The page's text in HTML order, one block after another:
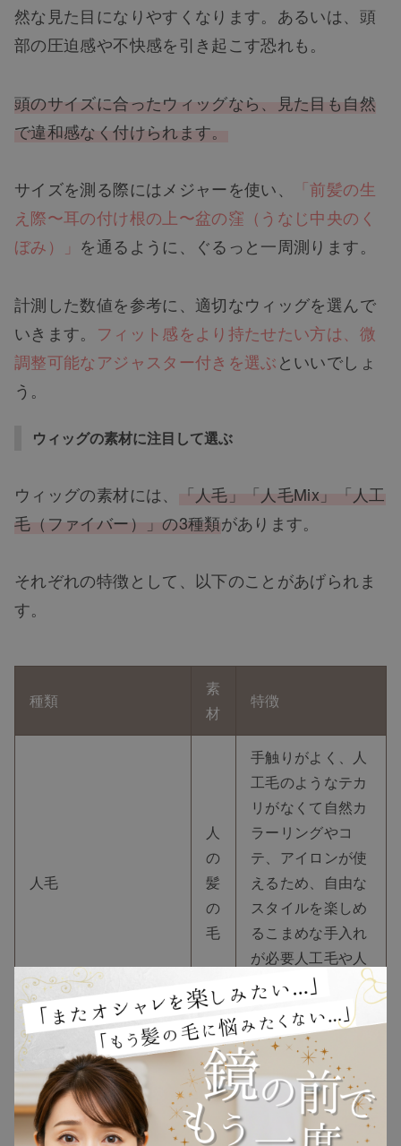
TOP
NEW
ウィッグ
プレゼント
然な見た目になりやすくなります。あるいは、頭
部の圧迫感や不快感を引き起こす恐れも。
頭のサイズに合ったウィッグなら、見た目も自然
で違和感なく付けられます。
サイズを測る際にはメジャーを使い、
「前髪の生
え際〜耳の付け根の上〜盆の窪（うなじ中央のく
ぼみ）」 を通るように、ぐるっと一周測ります。
計測した数値を参考に、適切なウィッグを選んで
いきます。 フィット感をより持たせたい方は、微
調整可能なアジャスター付きを選ぶといいでしょ
う。
ウィッグの素材に注目して選ぶ
ウィッグの素材には、
「人毛」「人毛Mix」「人工
毛（ファイバー）」の3種類があります。
それぞれの特徴として、以下のことがあげられま
す。
種類
素
材
特徴
人毛
人
の
髪
の
毛
手触りがよく、
人
工毛のようなテカ
リがなくて自然カ
ラーリングやコ
テ、アイロンが使
えるため、自由な
スタイルを楽しめ
るこまめな手入れ
が必要人工毛や人
毛Mixより価格は
人毛Mix
人
毛
×
人毛と人工毛の良
さを兼ね揃えてい
る人毛のように自
然な見た目で、形